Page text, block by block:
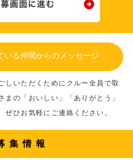
いる仲間からのメッセージ
しいただくためにクルー全員で取
まの「おいしい」「ありがとう」
ぜひお気軽にご連絡ください。
集情報